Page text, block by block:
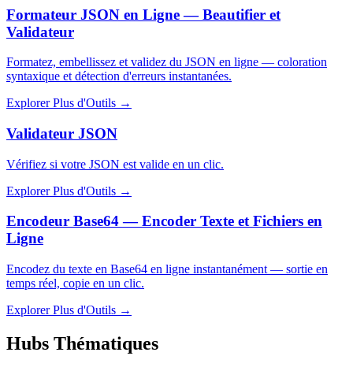
Formateur JSON en Ligne — Beautifier et
Validateur
Formatez, embellissez et validez du JSON en ligne — coloration
syntaxique et détection d'erreurs instantanées.
Explorer Plus d'Outils →
Validateur JSON
Vérifiez si votre JSON est valide en un clic.
Explorer Plus d'Outils →
Encodeur Base64 — Encoder Texte et Fichiers en
Ligne
Encodez du texte en Base64 en ligne instantanément — sortie en
temps réel, copie en un clic.
Explorer Plus d'Outils →
Hubs Thématiques